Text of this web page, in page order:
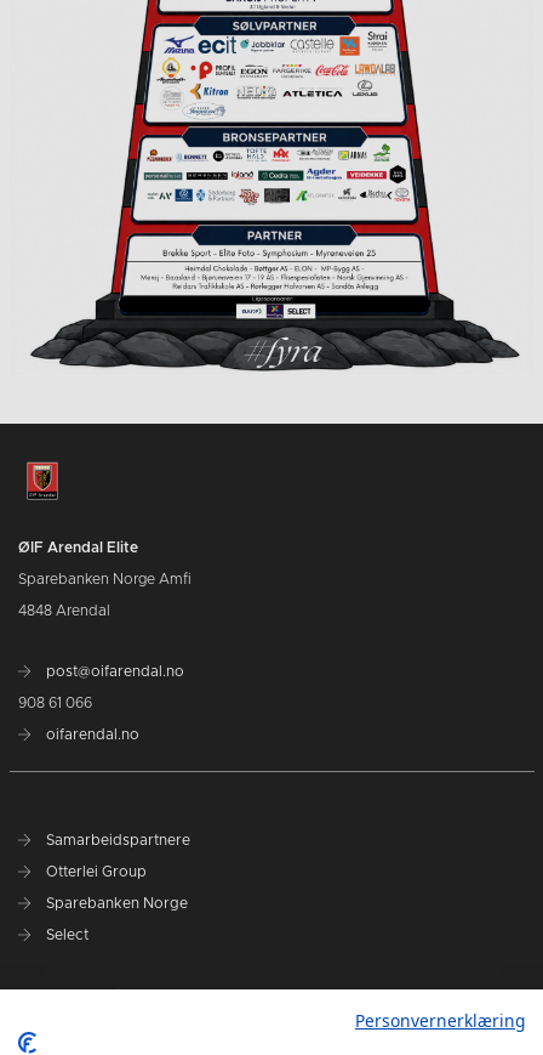
ØIF Arendal Elite
Sparebanken Norge Amfi
4848 Arendal
post@oifarendal.no
908 61 066
oifarendal.no
Samarbeidspartnere
Otterlei Group
Sparebanken Norge
Select
Personvernerklæring